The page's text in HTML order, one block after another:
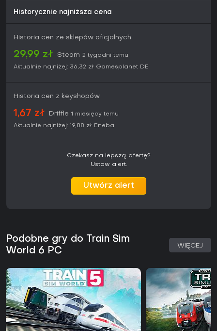
Historycznie najniższa cena
Historia cen ze sklepów oficjalnych
29,99 zł Steam 2 tygodni temu
Aktualnie najniżej: 36,32 zł Gamesplanet DE
Historia cen z keyshopów
1,67 zł Driffle 1 miesięcy temu
Aktualnie najniżej: 19,88 zł Eneba
Czekasz na lepszą ofertę?
Ustaw alert.
Utwórz alert
Podobne gry do Train Sim
World 6 PC
WIĘCEJ